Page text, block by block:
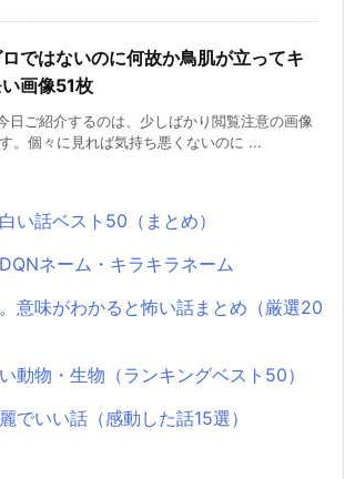
ではないのに何故か鳥肌が立ってキ
画像51枚
日ご紹介するのは、少しばかり閲覧注意の画像
。個々に見れば気持ち悪くないのに ...
い話ベスト50（まとめ）
ネーム・キラキラネーム
意味がわかると怖い話まとめ（厳選20
動物・生物（ランキングベスト50）
でいい話（感動した話15選）